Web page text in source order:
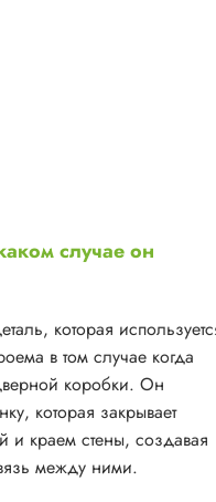
случае он
которая
в том случае когда
коробки. Он
которая закрывает
и краем стены, создавая
между ними.